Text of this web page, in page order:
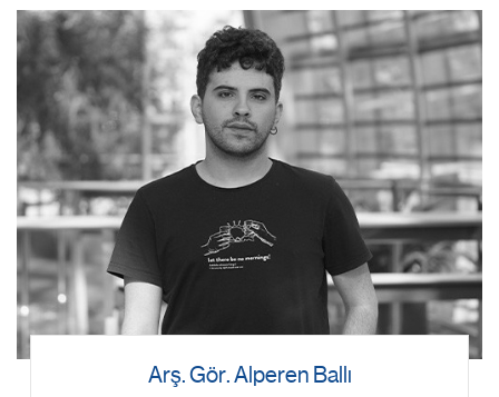
Arş. Gör. Alperen Ballı